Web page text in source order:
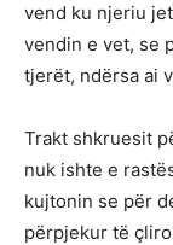
vend ku njeriu
vendin e vet, se
tjerët, ndërsa ai
Trakt shkruesit
nuk ishte e
kujtonin se për
përpjekur të